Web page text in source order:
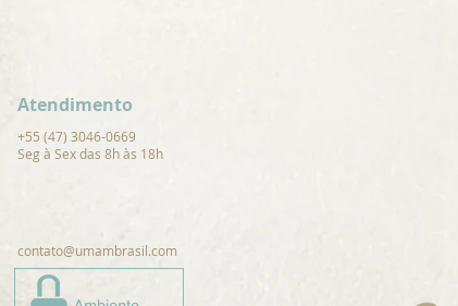
Atendimento
+55 (47) 3046-0669
Seg à Sex das 8h às 18h
contato@umambrasil.com